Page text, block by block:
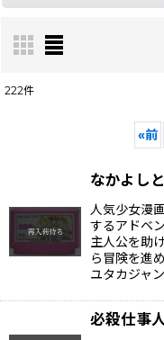
222件
«前
なかよし
人気少女漫
するアドベ
主人公を助
ら冒険を進
ユタカジャ
必殺仕事